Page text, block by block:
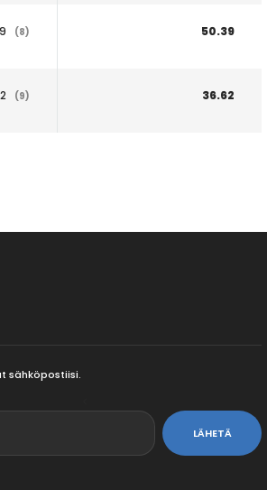
(8) 50.39
(9) 36.62
sähköpostiisi.
LÄHETÄ